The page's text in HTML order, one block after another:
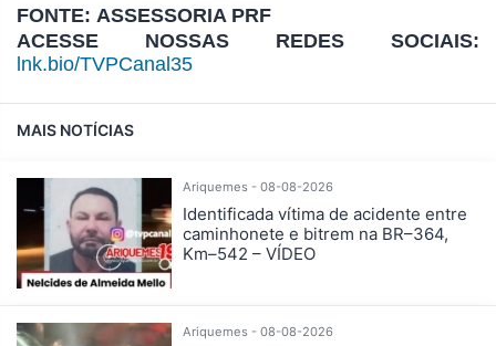
FONTE: ASSESSORIA PRF
ACESSE NOSSAS REDES SOCIAIS:
lnk.bio/TVPCanal35
MAIS NOTÍCIAS
Ariquemes - 08-08-2026
Identificada vítima de acidente entre
caminhonete e bitrem na BR–364,
Km–542 – VÍDEO
Ariquemes - 08-08-2026